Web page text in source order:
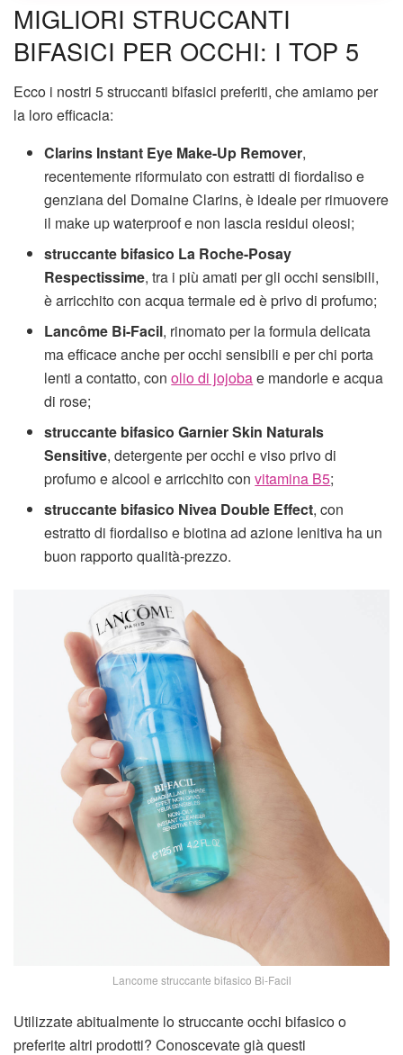
MIGLIORI STRUCCANTI
BIFASICI PER OCCHI: I TOP 5
Ecco i nostri 5 struccanti bifasici preferiti, che amiamo per
la loro efficacia:
Clarins Instant Eye Make-Up Remover,
recentemente riformulato con estratti di fiordaliso e
genziana del Domaine Clarins, è ideale per rimuovere
il make up waterproof e non lascia residui oleosi;
struccante bifasico La Roche-Posay
Respectissime, tra i più amati per gli occhi sensibili,
è arricchito con acqua termale ed è privo di profumo;
Lancôme Bi-Facil, rinomato per la formula delicata
ma efficace anche per occhi sensibili e per chi porta
lenti a contatto, conolio di jojobae mandorle e acqua
di rose;
struccante bifasico Garnier Skin Naturals
Sensitive, detergente per occhi e viso privo di
profumo e alcool e arricchito convitamina B5;
struccante bifasico Nivea Double Effect, con
estratto di fiordaliso e biotina ad azione lenitiva ha un
buon rapporto qualità-prezzo.
Lancome struccante bifasico Bi-Facil
Utilizzate abitualmente lo struccante occhi bifasico o
preferite altri prodotti? Conoscevate già questi